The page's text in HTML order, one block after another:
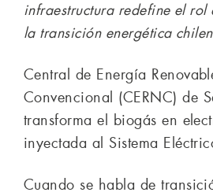
infraestructura redefine el rol
la transición energética
Central de Energía
Convencional (CERNC) de
transforma el biogás en
inyectada al Sistema
Cuando se habla de